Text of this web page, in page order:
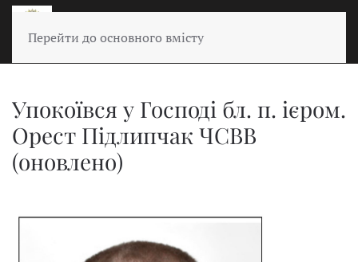
Перейти до основного вмісту
Упокоївся у Господі бл. п. ієром.
Орест Підлипчак ЧСВВ
(оновлено)